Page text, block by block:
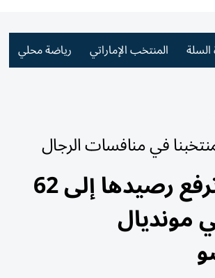
السلة المنتخب الإماراتي رياضة محلي
في منافسات الرجال
الإمارات ترفع رصيدها إلى 62
مونديال